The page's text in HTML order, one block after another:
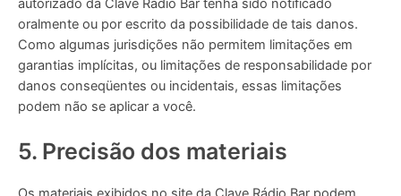
autorizado da Clave Rádio Bar tenha sido notificado
oralmente ou por escrito da possibilidade de tais danos.
Como algumas jurisdições não permitem limitações em
garantias implícitas, ou limitações de responsabilidade por
danos conseqüentes ou incidentais, essas limitações
podem não se aplicar a você.
5. Precisão dos materiais